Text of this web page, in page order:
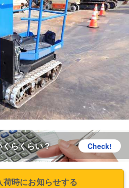
らくらい？ Check!
荷時にお知らせする